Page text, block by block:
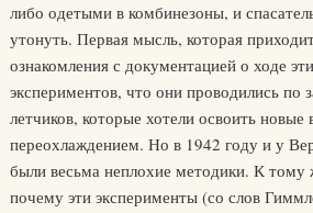
либо одетыми в комбинезоны, и
утонуть. Первая мысль, которая
ознакомления с документацией о ходе
экспериментов, что они проводились по
летчиков, которые хотели освоить
переохлаждением. Но в 1942 году и у
были весьма неплохие методики. К тому
почему эти эксперименты (со слов